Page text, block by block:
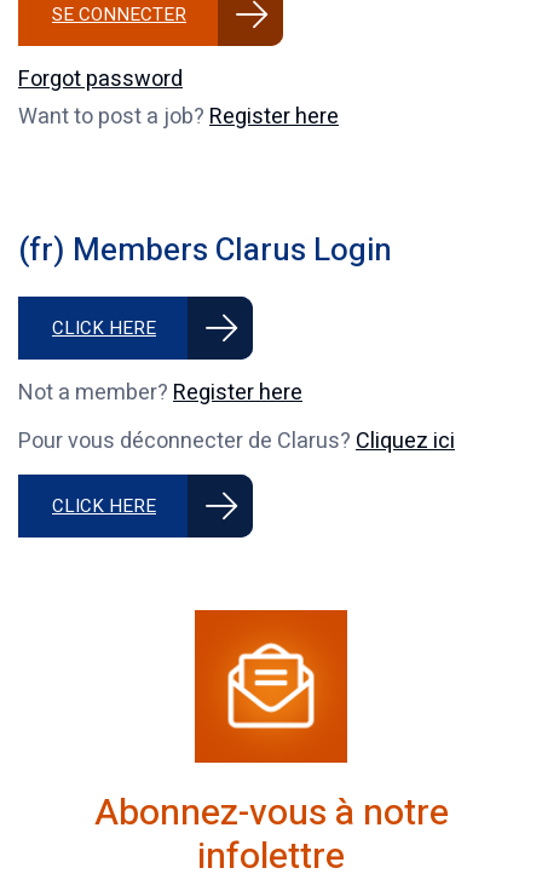
SE CONNECTER
Forgot password
Want to post a job?Register here
(fr) Members Clarus Login
CLICK HERE
Not a member?Register here
Pour vous déconnecter de Clarus?Cliquez ici
CLICK HERE
Abonnez-vous à notre
infolettre